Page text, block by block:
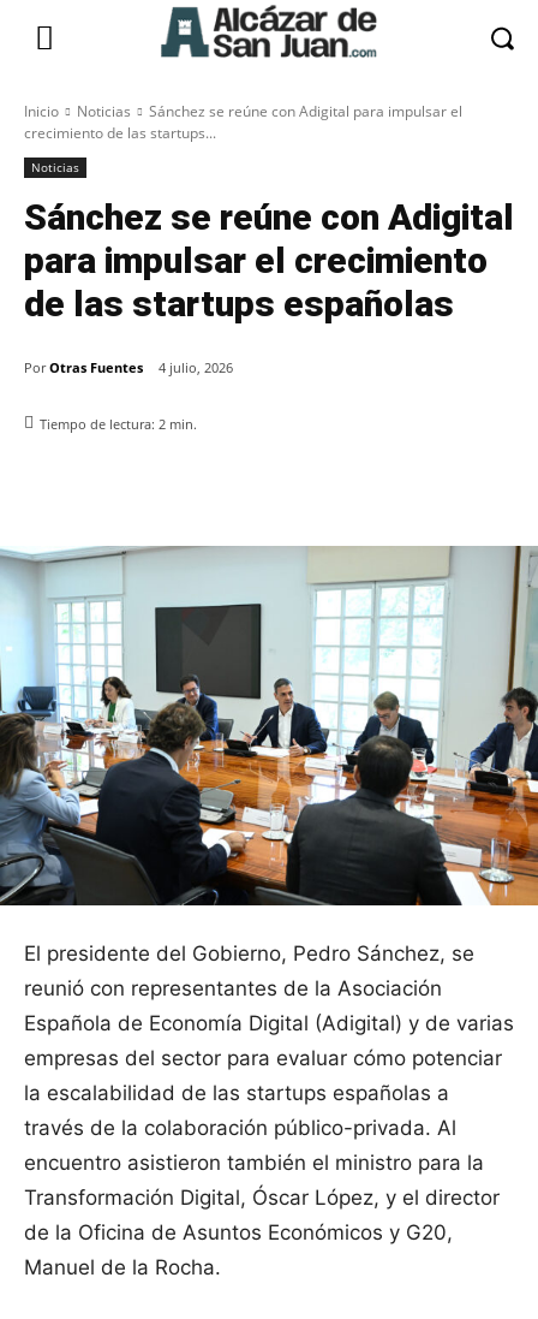
Inicio Noticias
Sánchez se reúne con Adigital para impulsar el
crecimiento de las startups...
Noticias
Sánchez se reúne con Adigital
para impulsar el crecimiento
de las startups españolas
Por Otras Fuentes 4 julio, 2026
Tiempo de lectura: 2 min.
El presidente del Gobierno, Pedro Sánchez, se
reunió con representantes de la Asociación
Española de Economía Digital (Adigital) y de varias
empresas del sector para evaluar cómo potenciar
la escalabilidad de las startups españolas a
través de la colaboración público-privada. Al
encuentro asistieron también el ministro para la
Transformación Digital, Óscar López, y el director
de la Oficina de Asuntos Económicos y G20,
Manuel de la Rocha.